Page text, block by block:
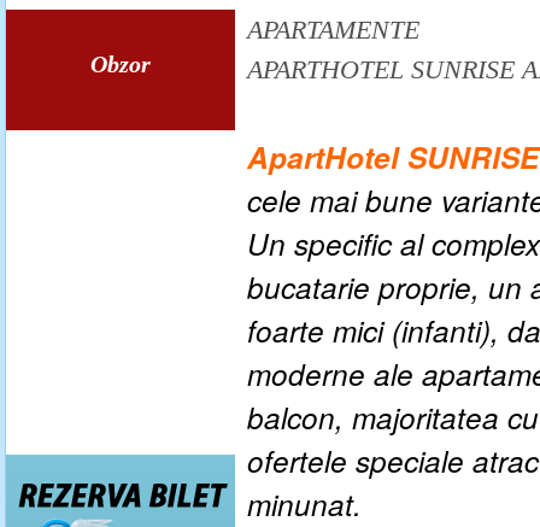
Obzor
APARTAMENTE
APARTHOTEL SUNRISE
ApartHotel
cele mai bune
Un specific al
bucatarie proprie, un
foarte mici (infanti),
moderne ale
balcon, majoritatea
ofertele speciale
minunat.